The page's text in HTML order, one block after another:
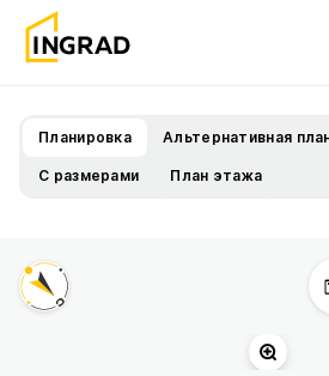
Планировка Альтернативная
С размерами План этажа